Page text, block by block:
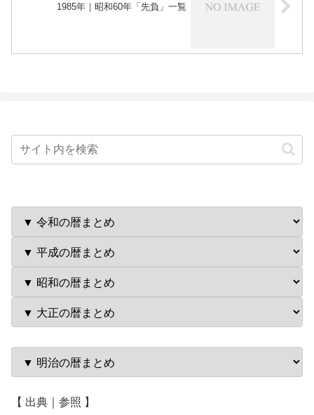
1985年｜昭和60年「先負」一覧
【 出典｜参照 】